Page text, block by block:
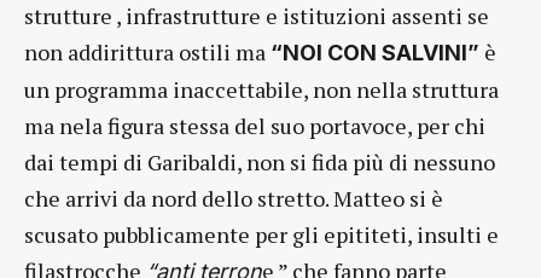
strutture , infrastrutture e istituzioni assenti se
non addirittura ostili ma “NOI CON SALVINI” è
un programma inaccettabile, non nella struttura
ma nela figura stessa del suo portavoce, per chi
dai tempi di Garibaldi, non si fida più di nessuno
che arrivi da nord dello stretto. Matteo si è
scusato pubblicamente per gli epititeti, insulti e
filastrocche “anti terrone ” che fanno parte